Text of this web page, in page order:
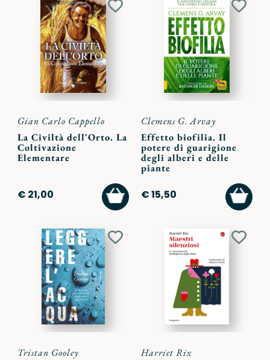
Aggiungi
Gian Carlo Cappello
La Civiltà dell'Orto. La
Coltivazione
Elementare
€ 21,00
AGGIUNGI
AL
CARRELLO
Clemens G. Arvay
Effetto biofilia. Il
potere di guarigione
degli alberi e delle
piante
€ 15,50
AL
Aggiungi
Tristan Gooley
Harriet Rix